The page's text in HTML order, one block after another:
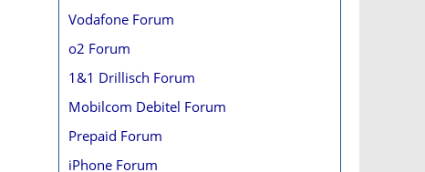
Vodafone Forum
o2 Forum
1&1 Drillisch Forum
Mobilcom Debitel Forum
Prepaid Forum
iPhone Forum